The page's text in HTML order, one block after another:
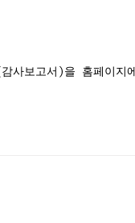
사보고서)을 홈페이지